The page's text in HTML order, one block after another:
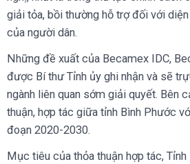
giải tỏa, bồi thường hỗ trợ đối với
của người dân.
Những đề xuất của Becamex IDC,
được Bí thư Tỉnh ủy ghi nhận và sẽ
ngành liên quan sớm giải quyết. Bên
thuận, hợp tác giữa tỉnh Bình Phước
đoạn 2020-2030.
Mục tiêu của thỏa thuận hợp tác,